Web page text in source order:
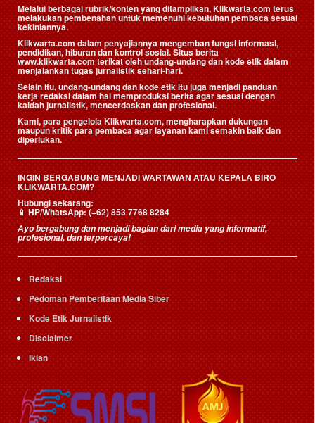
Melalui berbagai rubrik/konten yang ditampilkan, Klikwarta.com terus
melakukan pembenahan untuk memenuhi kebutuhan pembaca sesuai
kekiniannya.
Klikwarta.com dalam penyajiannya mengemban fungsi informasi,
pendidikan, hiburan dan kontrol sosial. Situs berita
www.klikwarta.com terikat oleh undang-undang dan kode etik dalam
menjalankan tugas jurnalistik sehari-hari.
Selain itu, undang-undang dan kode etik itu juga menjadi panduan
kerja redaksi dalam hal memproduksi berita agar sesuai dengan
kaidah jurnalistik, mencerdaskan dan profesional.
Kami, para pengelola Klikwarta.com, mengharapkan dukungan
maupun kritik para pembaca agar layanan kami semakin baik dan
diperlukan.
INGIN BERGABUNG MENJADI WARTAWAN ATAU KEPALA BIRO
KLIKWARTA.COM?
Hubungi sekarang:
📱HP/WhatsApp:(+62) 853 7768 8284
Ayo bergabung dan menjadi bagian dari media yang informatif,
profesional, dan terpercaya!
Redaksi
Pedoman Pemberitaan Media Siber
Kode Etik Jurnalistik
Disclaimer
Iklan